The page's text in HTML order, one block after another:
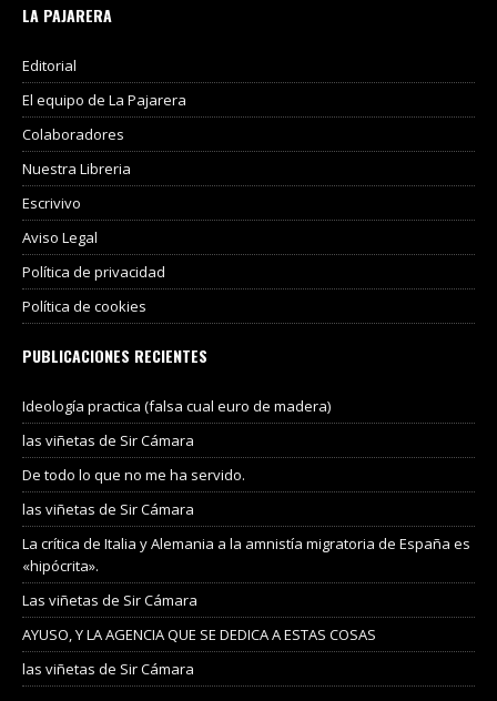
LA PAJARERA
Editorial
El equipo de La Pajarera
Colaboradores
Nuestra Libreria
Escrivivo
Aviso Legal
Política de privacidad
Política de cookies
PUBLICACIONES RECIENTES
Ideología practica (falsa cual euro de madera)
las viñetas de Sir Cámara
De todo lo que no me ha servido.
las viñetas de Sir Cámara
La crítica de Italia y Alemania a la amnistía migratoria de España es
«hipócrita».
Las viñetas de Sir Cámara
AYUSO, Y LA AGENCIA QUE SE DEDICA A ESTAS COSAS
las viñetas de Sir Cámara